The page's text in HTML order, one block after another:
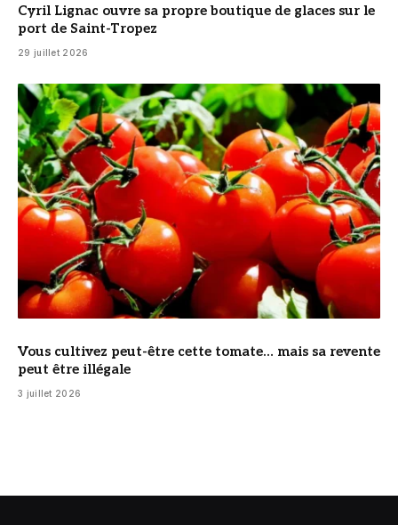
Cyril Lignac ouvre sa propre boutique de glaces sur le
port de Saint-Tropez
29 juillet 2026
© DR
Vous cultivez peut-être cette tomate… mais sa revente
peut être illégale
3 juillet 2026